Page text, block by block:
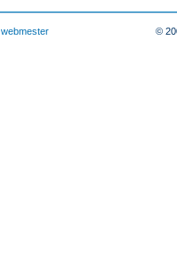
webmester ©